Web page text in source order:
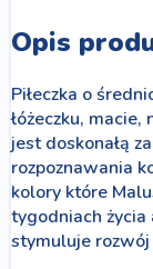
Opis
Piłeczka o
łóżeczku,
jest doskonałą
rozpoznawania
kolory które
tygodniach życia
stymuluje rozwój